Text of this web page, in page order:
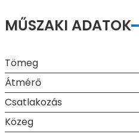
MŰSZAKI ADATOK
Tömeg
Átmérő
Csatlakozás
Közeg